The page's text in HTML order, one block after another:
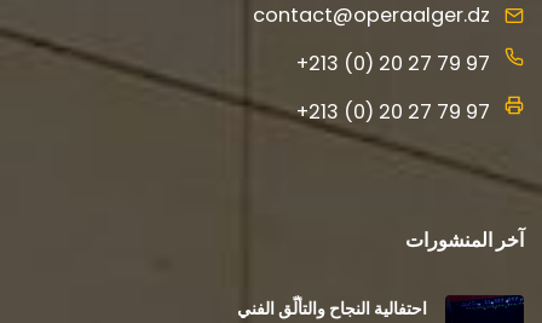
contact@operaalger.dz
+213 (0) 20 27 79 97
+213 (0) 20 27 79 97
آخر المنشورات
احتفالية النجاح والتألّق الفني